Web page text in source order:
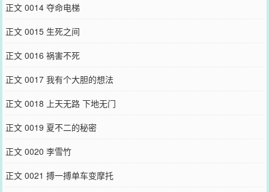
正文 0014 夺命电梯
正文 0015 生死之间
正文 0016 祸害不死
正文 0017 我有个大胆的想法
正文 0018 上天无路 下地无门
正文 0019 夏不二的秘密
正文 0020 李雪竹
正文 0021 搏一搏单车变摩托